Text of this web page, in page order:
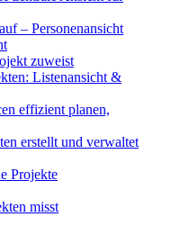
– Personenansicht
zuweist
Listenansicht &
effizient planen,
erstellt und verwaltet
Projekte
misst